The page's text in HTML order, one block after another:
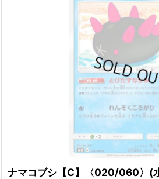
ナマコブシ【C】〈020/060〉(